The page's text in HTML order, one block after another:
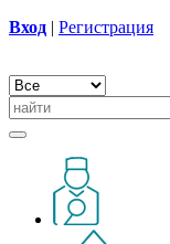
Вход | Регистрация